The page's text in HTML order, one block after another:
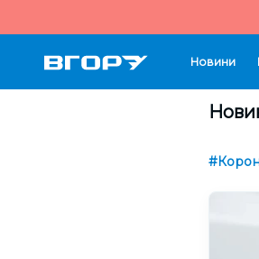
Новини